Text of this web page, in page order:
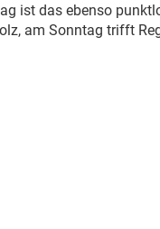
ist das ebenso
am Sonntag trifft